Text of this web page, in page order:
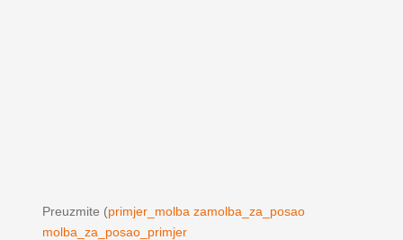
Preuzmite (primjer_molba zamolba_za_posao
molba_za_posao_primjer